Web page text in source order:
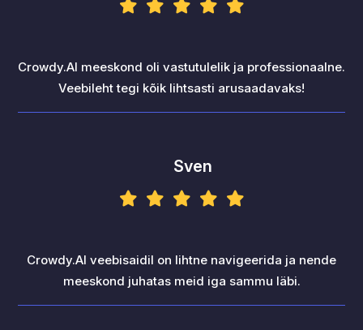
Crowdy.AI meeskond oli vastutulelik ja professionaalne.
Veebileht tegi kõik lihtsasti arusaadavaks!
Sven
Crowdy.AI veebisaidil on lihtne navigeerida ja nende
meeskond juhatas meid iga sammu läbi.